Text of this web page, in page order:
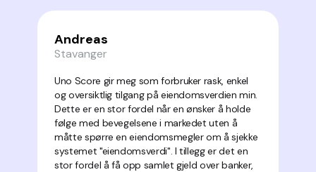
Andreas
Stavanger
Uno Score gir meg som forbruker rask, enkel
og oversiktlig tilgang på eiendomsverdien min.
Dette er en stor fordel når en ønsker å holde
følge med bevegelsene i markedet uten å
måtte spørre en eiendomsmegler om å sjekke
systemet "eiendomsverdi". I tillegg er det en
stor fordel å få opp samlet gjeld over banker,